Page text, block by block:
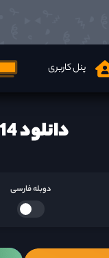
پنل کاربری
دانلود My Secret Hotel 2014 ها
دوبله فارسی